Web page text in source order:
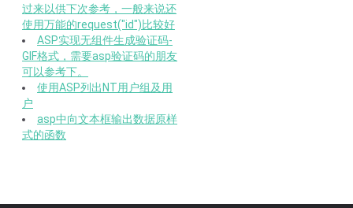
过来以供下次参考，一般来说还
使用万能的request("id")比较好
ASP实现无组件生成验证码-
GIF格式，需要asp验证码的朋友
可以参考下。
使用ASP列出NT用户组及用
户
asp中向文本框输出数据原样
式的函数